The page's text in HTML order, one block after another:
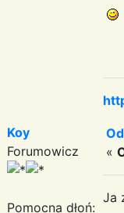
Koy
Forumowicz
Pomocna dłoń:
«
Ja